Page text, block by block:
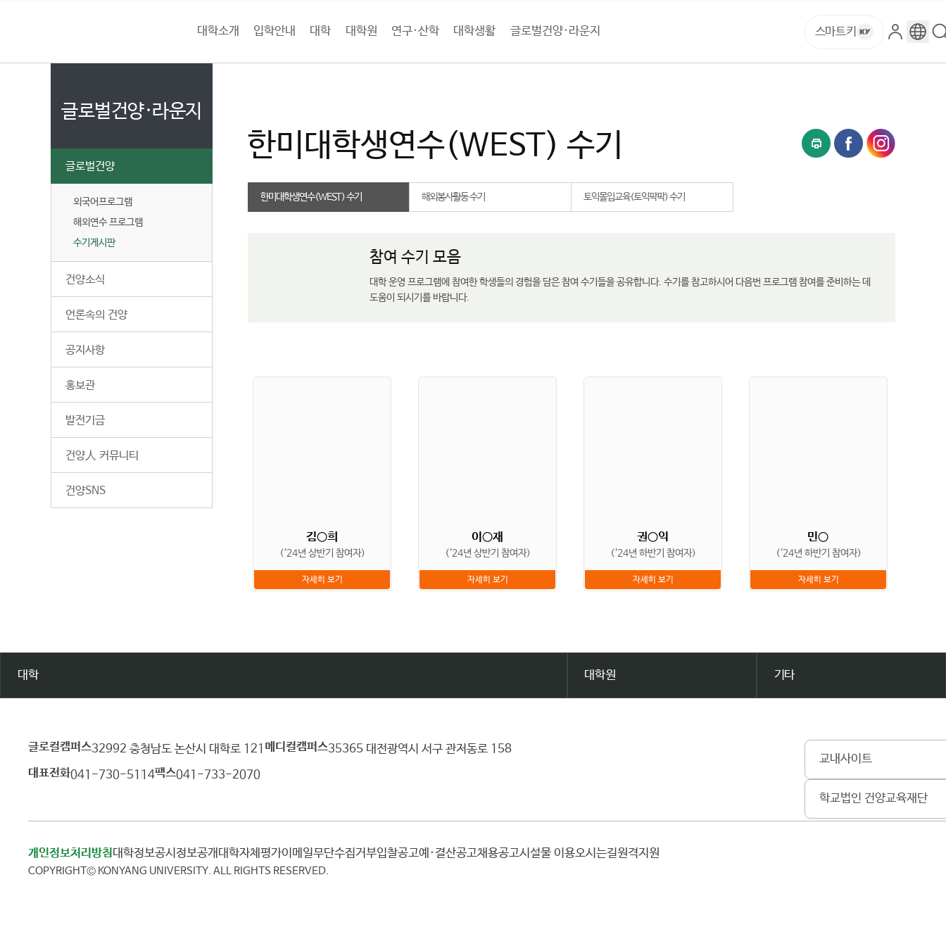
대학소개 입학안내 대학 대학원 연구·산학 대학생활 글로벌건양·라운지 스마트키
로
구
글로벌건양·라운지
글로벌건양
외국어프로그램
해외연수 프로그램
수기게시판
건양소식
언론속의 건양
공지사항
홍보관
발전기금
건양人 커뮤니티
건양SNS
이
로
한미대학생연수(WEST) 수기
한미대학생연수(WEST) 수기 해외봉사활동 수기 토익몰입교육(토익팍팍) 수기
참여 수기 모음
대학 운영 프로그램에 참여한 학생들의 경험을 담은 참여 수기들을 공유합니다. 수기를 참고하시어 다음번 프로그램 참여를 준비하는 데
도움이 되시기를 바랍니다.
김○희
(‘24년 상반기 참여자)
자세히 보기
이○재
(‘24년 상반기 참여자)
자세히 보기
권○익
(‘24년 하반기 참여자)
자세히 보기
민○
(‘24년 하반기 참여자)
자세히 보기
대학 대학원 기타
건
양
교
글로컬캠퍼스 32992 충청남도 논산시 대학로 121 메디컬캠퍼스 35365 대전광역시 서구 관저동로 158
대표전화 041-730-5114 팩스 041-733-2070
교내사이트
학교법인 건양교육재단
개인정보처리방침 대학정보공시 정보공개 대학자체평가 이메일무단수집거부 입찰공고 예·결산공고 채용공고 시설물 이용 오시는길 원격지원
COPYRIGHT© KONYANG UNIVERSITY. ALL RIGHTS RESERVED.